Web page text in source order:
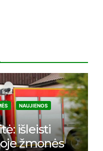
NAUJIENOS
išleisti
žmonės